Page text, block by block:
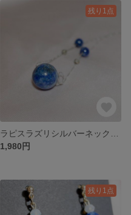
残り1点
1,980円
残り1点